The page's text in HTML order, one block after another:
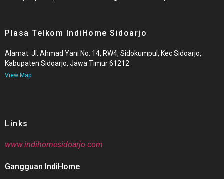
Plasa Telkom IndiHome Sidoarjo
Alamat: Jl. Ahmad Yani No. 14, RW4, Sidokumpul, Kec Sidoarjo,
Kabupaten Sidoarjo, Jawa Timur 61212
View Map
Links
www.indihomesidoarjo.com
Gangguan IndiHome